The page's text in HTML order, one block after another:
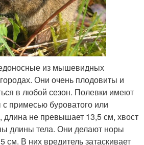
из мышевидных
Они очень плодовиты и
в любой сезон. Полевки имеют
примесью буроватого или
длина не превышает 13,5 см, хвост
длины тела. Они делают норы
см. В них вредитель затаскивает